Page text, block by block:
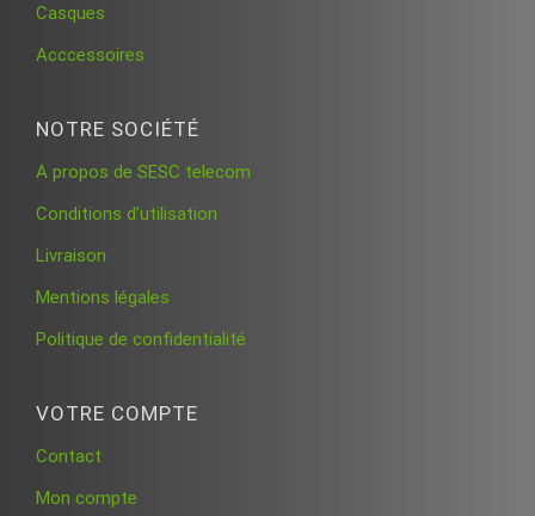
Casques
Acccessoires
NOTRE SOCIÉTÉ
A propos de SESC telecom
Conditions d’utilisation
Livraison
Mentions légales
Politique de confidentialité
VOTRE COMPTE
Contact
Mon compte